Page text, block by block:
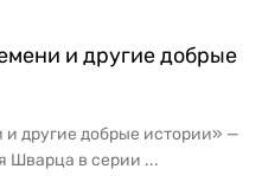
и другие добрые
другие добрые истории» —
Шварца в серии ...